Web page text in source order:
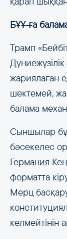
БҰҰ-ға
Трамп
жариялаған
шектемей,
балама
Сыншылар
бәсекелес
Германия
форматта
Мерц
келмейтінін